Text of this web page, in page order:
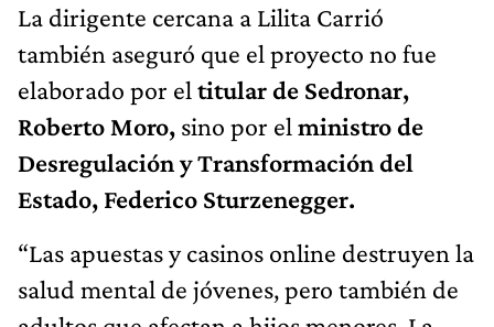
La dirigente cercana a Lilita Carrió
también aseguró que el proyecto no fue
elaborado por el titular de Sedronar,
Roberto Moro, sino por el ministro de
Desregulación y Transformación del
Estado, Federico Sturzenegger.
“Las apuestas y casinos online destruyen la
salud mental de jóvenes, pero también de